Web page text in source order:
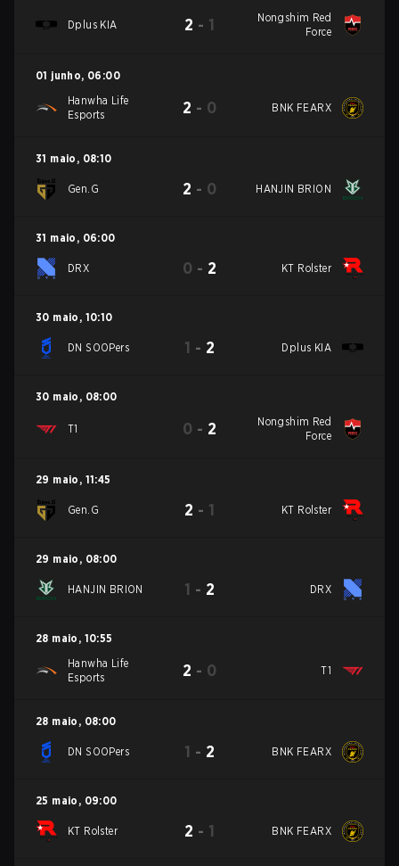
Dplus KIA 2 - 1
Nongshim Red
Force
01 junho, 06:00
Hanwha Life
Esports
2 - 0 BNK FEARX
31 maio , 08:10
Gen.G 2 - 0 HANJIN BRION
31 maio , 06:00
DRX 0 - 2 KT Rolster
30 maio , 10:10
DN SOOPers 1 - 2 Dplus KIA
30 maio , 08:00
T1 0 - 2
Nongshim Red
Force
29 maio , 11:45
Gen.G 2 - 1 KT Rolster
29 maio , 08:00
HANJIN BRION 1 - 2 DRX
28 maio , 10:55
Hanwha Life
Esports
2 - 0 T1
28 maio , 08:00
DN SOOPers 1 - 2 BNK FEARX
25 maio , 09:00
KT Rolster 2 - 1 BNK FEARX